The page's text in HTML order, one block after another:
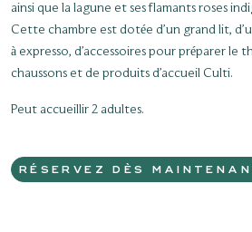
ainsi que la lagune et ses flamants roses
Cette chambre est dotée d’un grand lit,
à expresso, d’accessoires pour préparer le
chaussons et de produits d’accueil Culti.
Peut accueillir 2 adultes.
RÉSERVEZ DÈS